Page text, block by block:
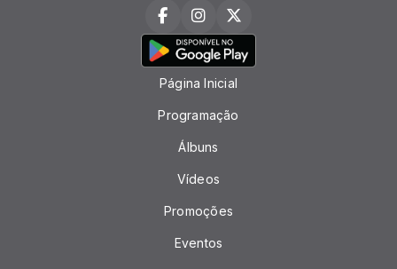
Página Inicial
Programação
Álbuns
Vídeos
Promoções
Eventos